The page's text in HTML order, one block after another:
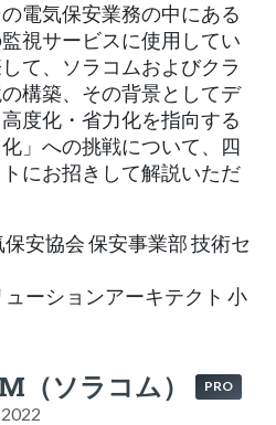
電気保安業務の中にある
視サービスに使用してい
て、ソラコムおよびクラ
構築、その背景としてデ
度化・省力化を指向する
」への挑戦について、四
にお招きして解説いただ
安協会 保安事業部 技術セ
ーションアーキテクト 小
（ソラコム） PRO